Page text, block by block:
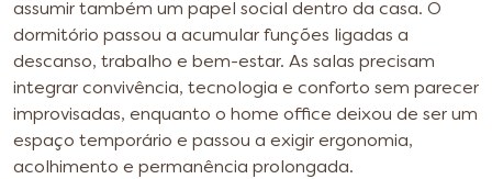
assumir também um papel social dentro da casa. O
dormitório passou a acumular funções ligadas a
descanso, trabalho e bem-estar. As salas precisam
integrar convivência, tecnologia e conforto sem parecer
improvisadas, enquanto o home office deixou de ser um
espaço temporário e passou a exigir ergonomia,
acolhimento e permanência prolongada.